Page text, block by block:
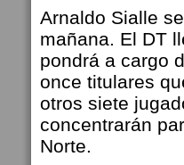
Arnaldo Sialle
mañana. El DT
pondrá a cargo
once titulares
otros siete
concentrarán
Norte.